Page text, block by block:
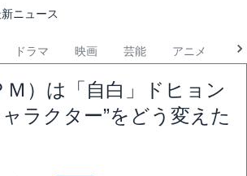
ニュース
ドラマ 映画 芸能 アニメ
Ｍ）は「自白」ドヒョン
ラクター”をどう変えた